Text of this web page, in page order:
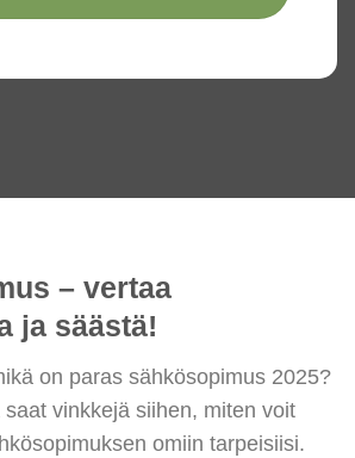
– vertaa
ja säästä!
on paras sähkösopimus 2025?
vinkkejä siihen, miten voit
omiin tarpeisiisi.